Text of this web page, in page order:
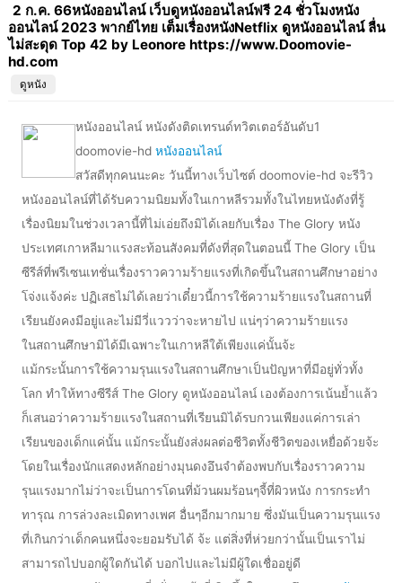
2 ก.ค. 66หนังออนไลน์ เว็บดูหนังออนไลน์ฟรี 24 ชั่วโมงหนัง
ออนไลน์ 2023 พากย์ไทย เต็มเรื่องหนังNetflix ดูหนังออนไลน์ ลื่น
ไม่สะดุด Top 42 by Leonore https://www.Doomovie-
hd.com
ดูหนัง
หนังออนไลน์ หนังดังติดเทรนด์ทวิตเตอร์อันดับ1
doomovie-hd หนังออนไลน์
สวัสดีทุกคนนะคะ วันนี้ทางเว็บไซต์ doomovie-hd จะรีวิว
หนังออนไลน์ที่ได้รับความนิยมทั้งในเกาหลีรวมทั้งในไทยหนังดังที่รู้
เรื่องนิยมในช่วงเวลานี้ที่ไม่เอ่ยถึงมิได้เลยกับเรื่อง The Glory หนัง
ประเทศเกาหลีมาแรงสะท้อนสังคมที่ดังที่สุดในตอนนี้ The Glory เป็น
ซีรีส์ที่พรีเซนเทชั่นเรื่องราวความร้ายแรงที่เกิดขึ้นในสถานศึกษาอย่าง
โจ่งแจ้งค่ะ ปฏิเสธไม่ได้เลยว่าเดี๋ยวนี้การใช้ความร้ายแรงในสถานที่
เรียนยังคงมีอยู่และไม่มีวี่แววว่าจะหายไป แน่ๆว่าความร้ายแรง
ในสถานศึกษามิได้มีเฉพาะในเกาหลีใต้เพียงแค่นั้นจ้ะ
แม้กระนั้นการใช้ความรุนแรงในสถานศึกษาเป็นปัญหาที่มีอยู่ทั่วทั้ง
โลก ทำให้ทางซีรีส์ The Glory ดูหนังออนไลน์ เองต้องการเน้นย้ำแล้ว
ก็เสนอว่าความร้ายแรงในสถานที่เรียนมิได้รบกวนเพียงแค่การเล่า
เรียนของเด็กแค่นั้น แม้กระนั้นยังส่งผลต่อชีวิตทั้งชีวิตของเหยื่อด้วยจ้ะ
โดยในเรื่องนักแสดงหลักอย่างมุนดงอึนจำต้องพบกับเรื่องราวความ
รุนแรงมากไม่ว่าจะเป็นการโดนที่ม้วนผมร้อนๆจี้ที่ผิวหนัง การกระทำ
ทารุณ การล่วงละเมิดทางเพศ อื่นๆอีกมากมาย ซึ่งมันเป็นความรุนแรง
ที่เกินกว่าเด็กคนหนึ่งจะยอมรับได้ จ้ะ แต่สิ่งที่ห่วยกว่านั้นเป็นเราไม่
สามารถไปบอกผู้ใดกันได้ บอกไปและไม่มีผู้ใดเชื่ออยู่ดี